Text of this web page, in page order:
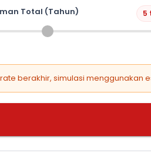
Total (Tahun) 5
berakhir, simulasi menggunakan